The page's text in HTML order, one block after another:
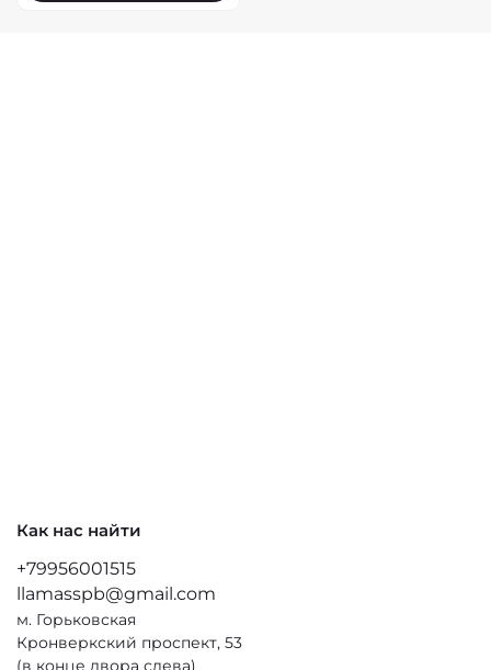
Как нас найти
+79956001515
llamasspb@gmail.com
м. Горьковская
Кронверкский проспект, 53